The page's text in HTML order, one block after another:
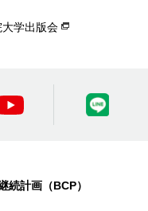
学出版会
続計画（BCP）